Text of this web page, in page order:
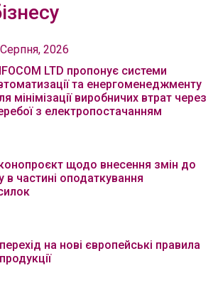
2026
LTD пропонує системи
та енергоменеджменту
мінімізації виробничих втрат через
з електропостачанням
щодо внесення змін до
частині оподаткування
на нові європейські правила